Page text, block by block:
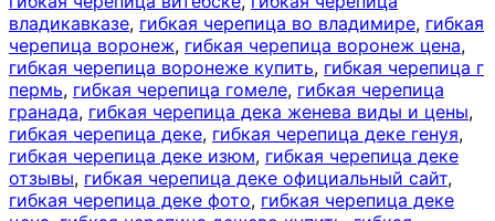
владикавказе, гибкая черепица во владимире, гибкая
черепица воронеж, гибкая черепица воронеж цена,
гибкая черепица воронеже купить, гибкая черепица г
пермь, гибкая черепица гомеле, гибкая черепица
гранада, гибкая черепица дека женева виды и цены,
гибкая черепица деке, гибкая черепица деке генуя,
гибкая черепица деке изюм, гибкая черепица деке
отзывы, гибкая черепица деке официальный сайт,
гибкая черепица деке фото, гибкая черепица деке